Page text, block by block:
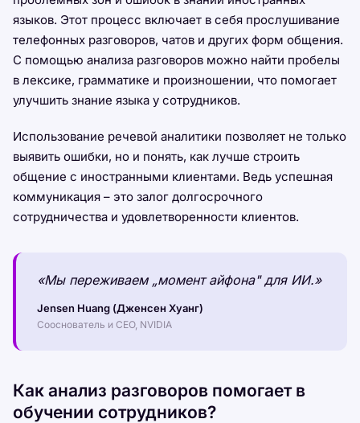
языков. Этот процесс включает в себя прослушивание
телефонных разговоров, чатов и других форм общения.
С помощью анализа разговоров можно найти пробелы
в лексике, грамматике и произношении, что помогает
улучшить знание языка у сотрудников.
Использование речевой аналитики позволяет не только
выявить ошибки, но и понять, как лучше строить
общение с иностранными клиентами. Ведь успешная
коммуникация – это залог долгосрочного
сотрудничества и удовлетворенности клиентов.
«Мы переживаем „момент айфона" для ИИ.»
Jensen Huang (Дженсен Хуанг)
Сооснователь и CEO, NVIDIA
Как анализ разговоров помогает в
обучении сотрудников?